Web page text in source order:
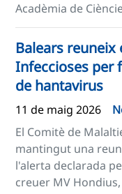
Acadèmia de
Balears reuneix
Infeccioses per
de hantavirus
11 de maig 2026
El Comitè de
mantingut una
l'alerta declarada
creuer MV Hondius,